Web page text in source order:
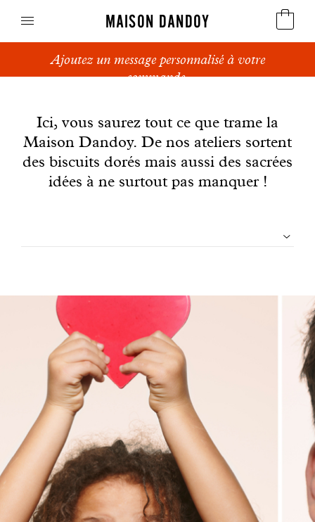
MAISON DANDOY
Speculoos
Pains sucrés
Gâteaux
Engagé avec bon sens
Manifesto
Dandoy Family
Boutiques
Mon compte
Ajoutez un message personnalisé à votre
commande.
Ici, vous saurez tout ce que trame la
Maison Dandoy. De nos ateliers sortent
des biscuits dorés mais aussi des sacrées
idées à ne surtout pas manquer !
articles